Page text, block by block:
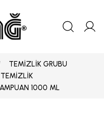
TEMİZLİK GRUBU
1000 ML